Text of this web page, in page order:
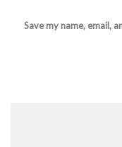
Save my name, email,